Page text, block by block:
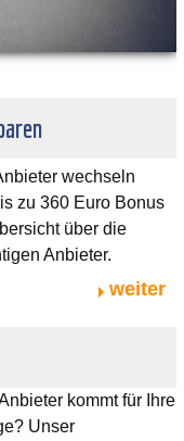
wechseln
zu 360 Euro Bonus
über die
Anbieter.
weiter
kommt für Ihre
Unser